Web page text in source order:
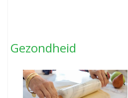
Gezondheid